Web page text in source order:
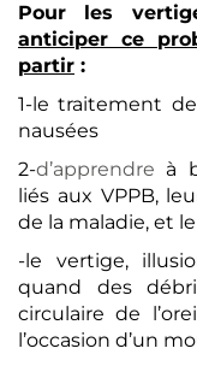
Pour les
anticiper ce
partir :
1-le traitement
nausées
2-d’apprendre à
liés aux VPPB,
de la maladie, et
-le vertige,
quand des
circulaire de
l’occasion d’un